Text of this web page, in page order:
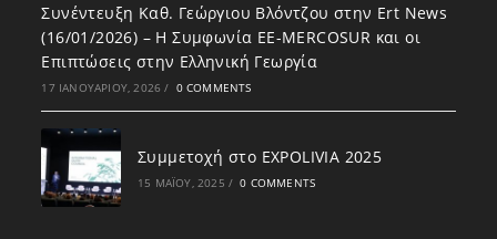
Συνέντευξη Καθ. Γεώργιου Βλόντζου στην Ert News
(16/01/2026) – Η Συμφωνία ΕΕ-MERCOSUR και οι
Επιπτώσεις στην Ελληνική Γεωργία
17 ΙΑΝΟΥΑΡΊΟΥ, 2026 / 0 COMMENTS
Συμμετοχή στο EXPOLIVIA 2025
15 ΜΑΪ́ΟΥ, 2025 / 0 COMMENTS